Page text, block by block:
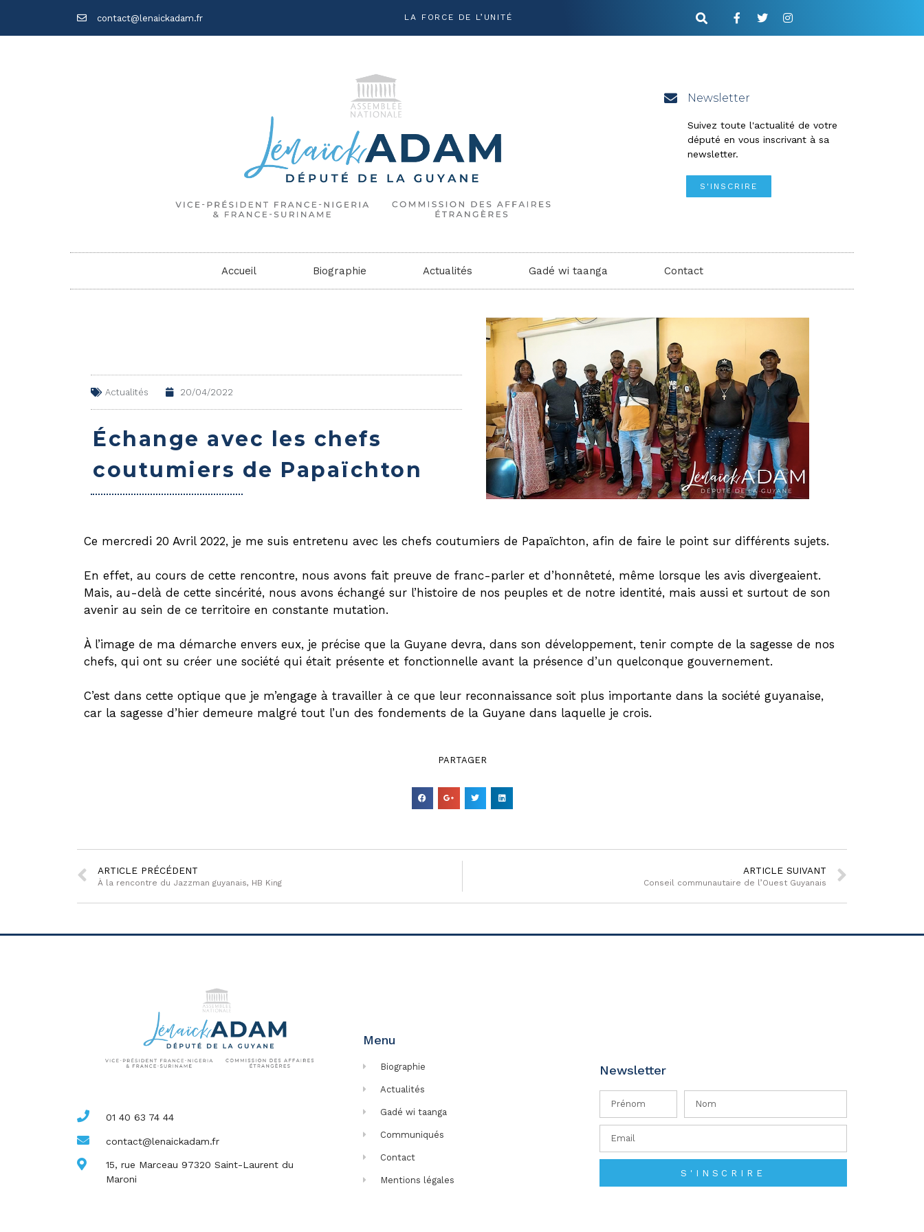
contact@lenaickadam.fr LA FORCE DE L’UNITÉ
Newsletter
Suivez toute l'actualité de votre
député en vous inscrivant à sa
newsletter.
S'INSCRIRE
Accueil Biographie Actualités Gadé wi taanga Contact
Actualités 20/04/2022
Échange avec les chefs
coutumiers de Papaïchton
Ce mercredi 20 Avril 2022, je me suis entretenu avec les chefs coutumiers de Papaïchton, afin de faire le point sur différents sujets.
En effet, au cours de cette rencontre, nous avons fait preuve de franc-parler et d’honnêteté, même lorsque les avis divergeaient.
Mais, au-delà de cette sincérité, nous avons échangé sur l’histoire de nos peuples et de notre identité, mais aussi et surtout de son
avenir au sein de ce territoire en constante mutation.
À l’image de ma démarche envers eux, je précise que la Guyane devra, dans son développement, tenir compte de la sagesse de nos
chefs, qui ont su créer une société qui était présente et fonctionnelle avant la présence d’un quelconque gouvernement.
C’est dans cette optique que je m’engage à travailler à ce que leur reconnaissance soit plus importante dans la société guyanaise,
car la sagesse d’hier demeure malgré tout l’un des fondements de la Guyane dans laquelle je crois.
PARTAGER
ARTICLE PRÉCÉDENT
À la rencontre du Jazzman guyanais, HB King
ARTICLE SUIVANT
Conseil communautaire de l’Ouest Guyanais
01 40 63 74 44
contact@lenaickadam.fr
15, rue Marceau 97320 Saint-Laurent du
Maroni
Menu
Biographie
Actualités
Gadé wi taanga
Communiqués
Contact
Mentions légales
Newsletter
S'INSCRIRE